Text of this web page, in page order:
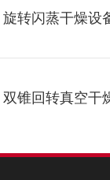
旋转闪蒸干燥设
双锥回转真空干